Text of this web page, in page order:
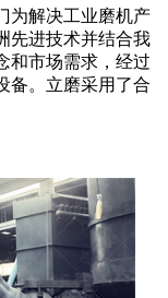
为解决工业磨机产
先进技术并结合我
和市场需求，经过
备。立磨采用了合